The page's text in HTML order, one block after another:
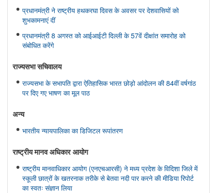
प्रधानमंत्री ने राष्ट्रीय हथकरघा दिवस के अवसर पर देशवासियों को
शुभकामनाएं दीं
प्रधानमंत्री 8 अगस्त को आईआईटी दिल्ली के 57वें दीक्षांत समारोह को
संबोधित करेंगे
राज्यसभा सचिवालय
राज्यसभा के सभापति द्वारा ऐतिहासिक भारत छोड़ो आंदोलन की 84वीं वर्षगांठ
पर दिए गए भाषण का मूल पाठ
अन्य
भारतीय न्यायपालिका का डिजिटल रूपांतरण
राष्ट्रीय मानव अधिकार आयोग
राष्ट्रीय मानवाधिकार आयोग (एनएचआरसी) ने मध्य प्रदेश के विदिशा जिले में
स्कूली छात्रों के खतरनाक तरीके से बेतवा नदी पार करने की मीडिया रिपोर्ट
का स्वतः संज्ञान लिया